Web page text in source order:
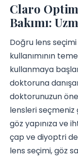
Claro
Bakımı:
Doğru lens
kullanımının
kullanmaya
doktoruna
doktorunuzun
lensleri
göz yapınıza ve
çap ve diyoptri
lens seçimi, göz